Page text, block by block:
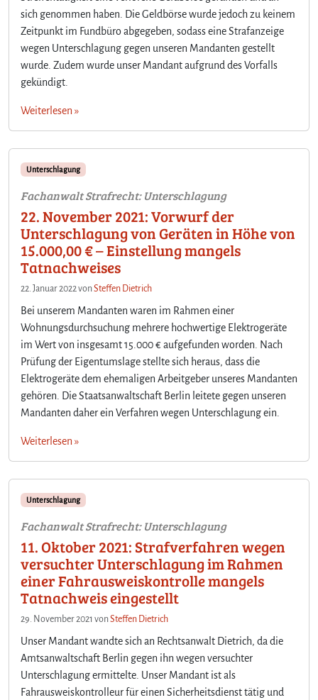
sich genommen haben. Die Geldbörse wurde jedoch zu keinem
Zeitpunkt im Fundbüro abgegeben, sodass eine Strafanzeige
wegen Unterschlagung gegen unseren Mandanten gestellt
wurde. Zudem wurde unser Mandant aufgrund des Vorfalls
gekündigt.
Weiterlesen »
Unterschlagung
Fachanwalt Strafrecht: Unterschlagung
22. November 2021: Vorwurf der
Unterschlagung von Geräten in Höhe von
15.000,00 € – Einstellung mangels
Tatnachweises
22. Januar 2022vonSteffen Dietrich
Bei unserem Mandanten waren im Rahmen einer
Wohnungsdurchsuchung mehrere hochwertige Elektrogeräte
im Wert von insgesamt 15.000 € aufgefunden worden. Nach
Prüfung der Eigentumslage stellte sich heraus, dass die
Elektrogeräte dem ehemaligen Arbeitgeber unseres Mandanten
gehören. Die Staatsanwaltschaft Berlin leitete gegen unseren
Mandanten daher ein Verfahren wegen Unterschlagung ein.
Weiterlesen »
Unterschlagung
Fachanwalt Strafrecht: Unterschlagung
11. Oktober 2021: Strafverfahren wegen
versuchter Unterschlagung im Rahmen
einer Fahrausweiskontrolle mangels
Tatnachweis eingestellt
29. November 2021 vonSteffen Dietrich
Unser Mandant wandte sich an Rechtsanwalt Dietrich, da die
Amtsanwaltschaft Berlin gegen ihn wegen versuchter
Unterschlagung ermittelte. Unser Mandant ist als
Fahrausweiskontrolleur für einen Sicherheitsdienst tätig und